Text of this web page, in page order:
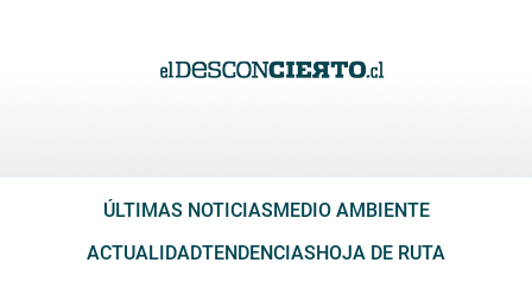
ÚLTIMAS NOTICIASMEDIO AMBIENTE
ACTUALIDADTENDENCIASHOJA DE RUTA